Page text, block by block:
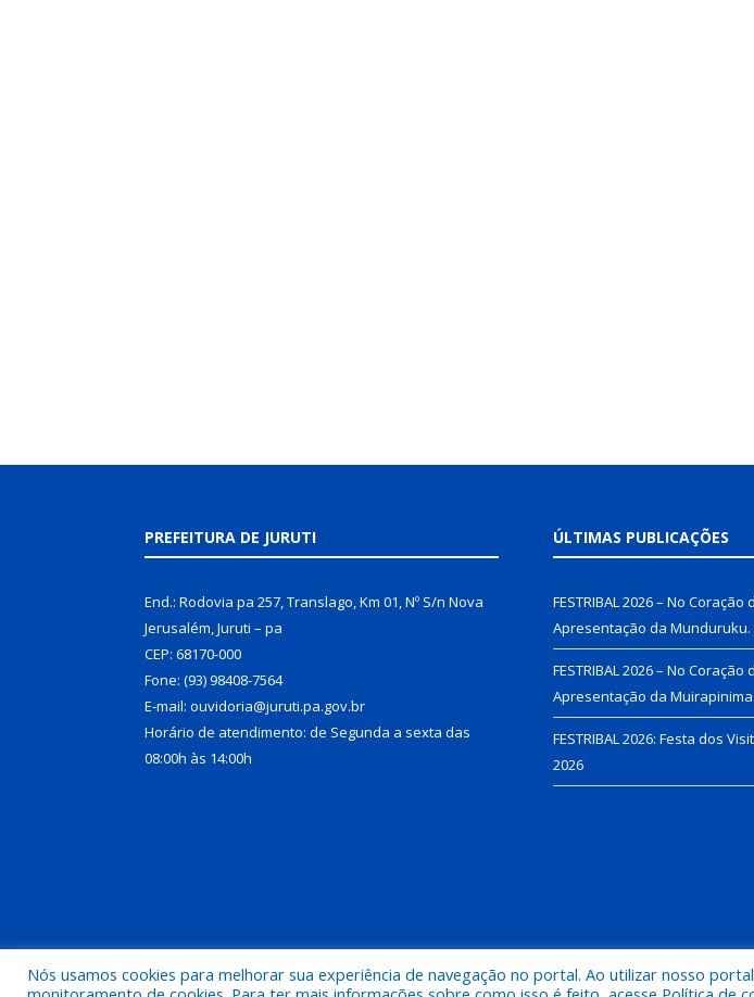
PREFEITURA DE JURUTI
End.: Rodovia pa 257, Translago, Km 01, Nº S/n Nova
Jerusalém, Juruti – pa
CEP: 68170-000
Fone: (93) 98408-7564
E-mail: ouvidoria@juruti.pa.gov.br
Horário de atendimento: de Segunda a sexta das
08:00h às 14:00h
ÚLTIMAS PUBLICAÇÕES
FESTRIBAL 2026 – No
Apresentação da Munduruku.
FESTRIBAL 2026 – No
Apresentação da Muirapinima.
FESTRIBAL 2026: Festa dos
2026
Todos os direitos reservados a Prefeitura Municipal de Juruti.
Nós usamos cookies para melhorar sua experiência de navegação no portal. Ao utilizar nosso